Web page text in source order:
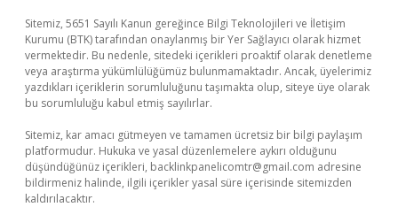
Sitemiz, 5651 Sayılı Kanun gereğince Bilgi Teknolojileri ve İletişim
Kurumu (BTK) tarafından onaylanmış bir Yer Sağlayıcı olarak hizmet
vermektedir. Bu nedenle, sitedeki içerikleri proaktif olarak denetleme
veya araştırma yükümlülüğümüz bulunmamaktadır. Ancak, üyelerimiz
yazdıkları içeriklerin sorumluluğunu taşımakta olup, siteye üye olarak
bu sorumluluğu kabul etmiş sayılırlar.
Sitemiz, kar amacı gütmeyen ve tamamen ücretsiz bir bilgi paylaşım
platformudur. Hukuka ve yasal düzenlemelere aykırı olduğunu
düşündüğünüz içerikleri, backlinkpanelicomtr@gmail.com adresine
bildirmeniz halinde, ilgili içerikler yasal süre içerisinde sitemizden
kaldırılacaktır.